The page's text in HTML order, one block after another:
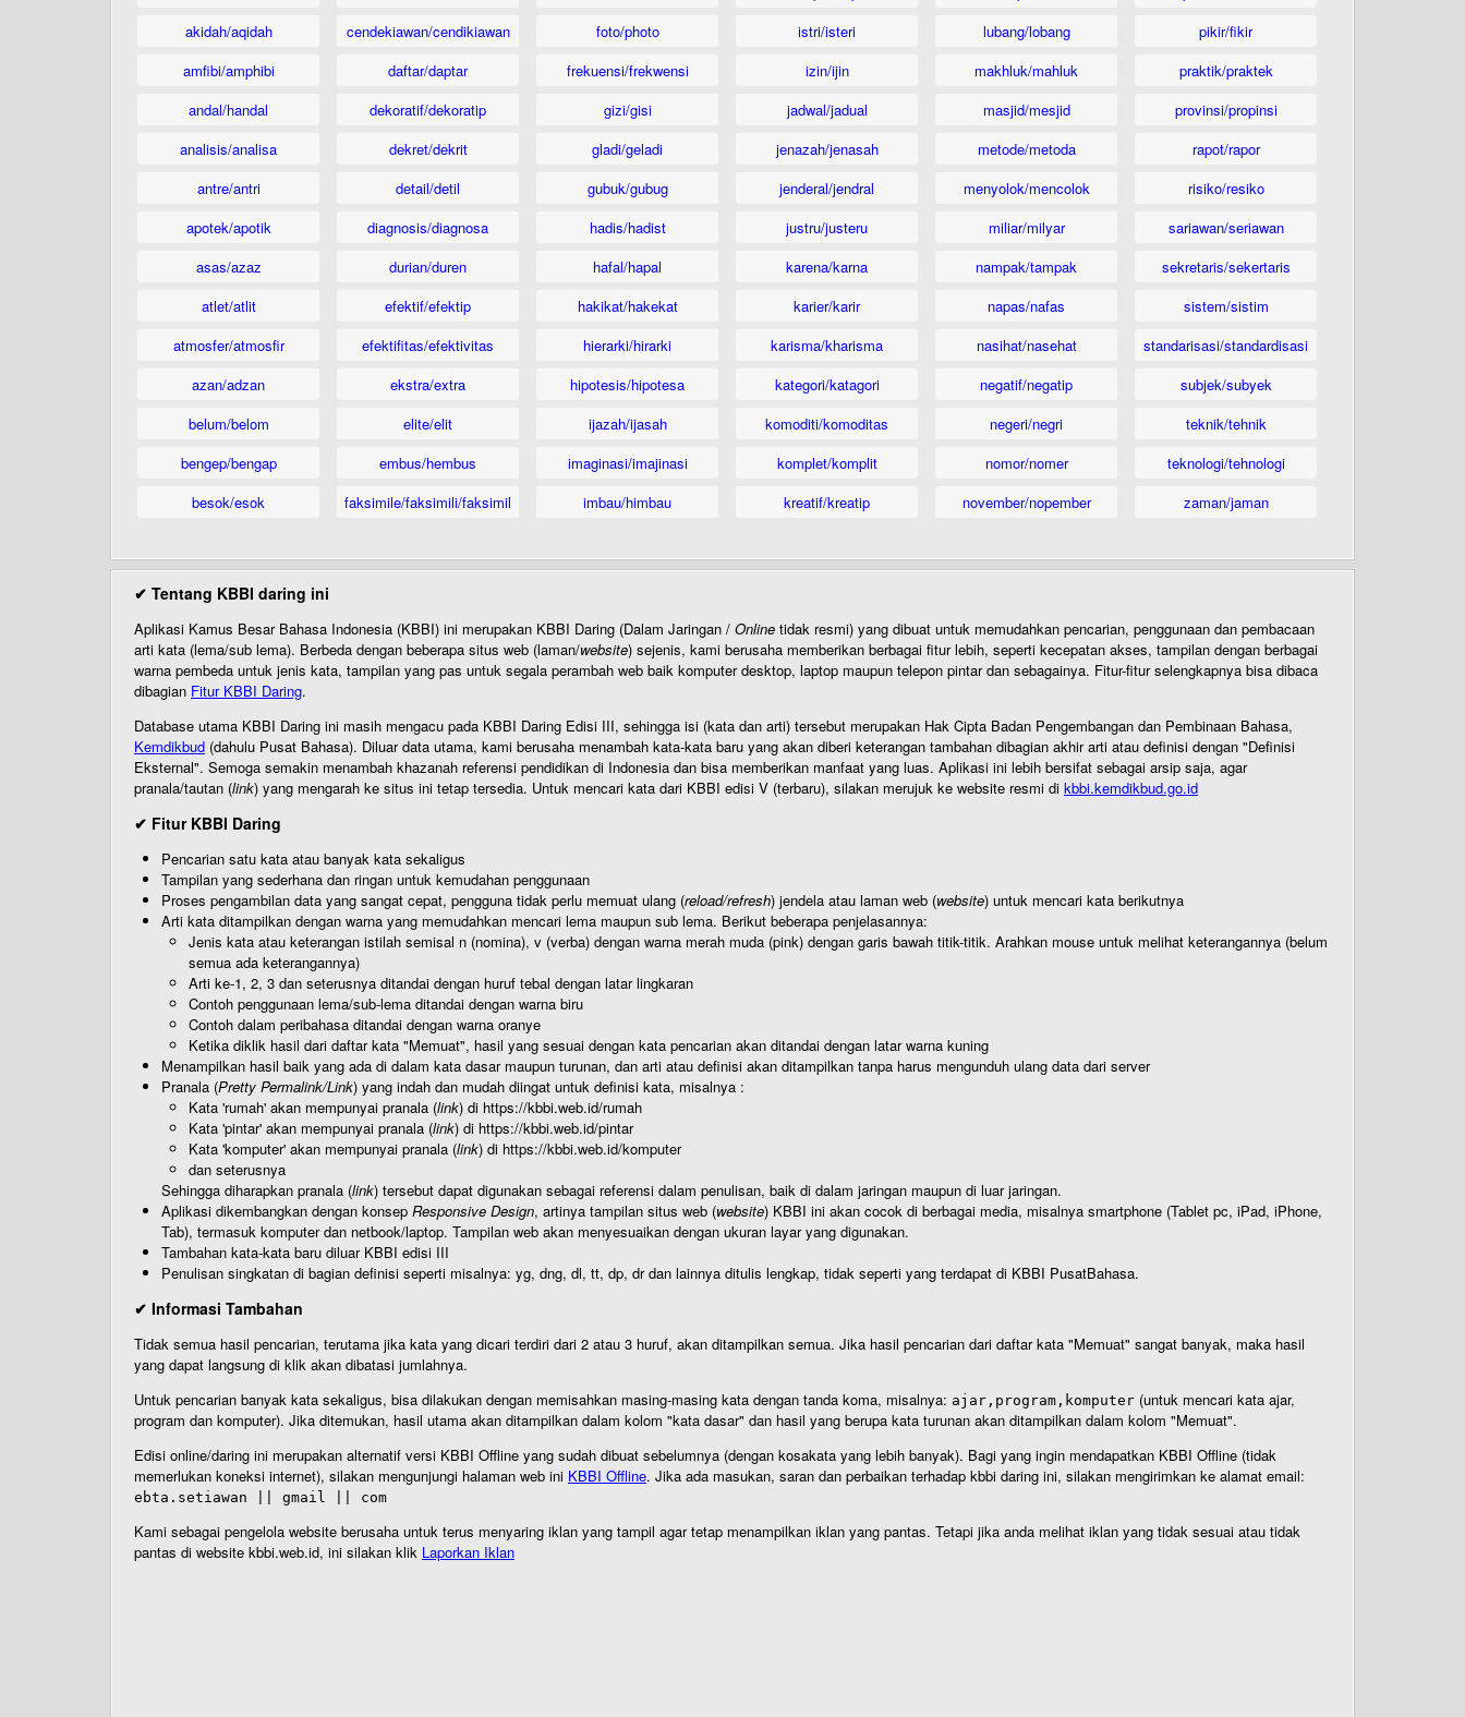
akidah/aqidah
amfibi/amphibi
andal/handal
analisis/analisa
antre/antri
apotek/apotik
asas/azaz
atlet/atlit
atmosfer/atmosfir
azan/adzan
belum/belom
bengep/bengap
besok/esok
cendekiawan/cendikiawan
daftar/daptar
dekoratif/dekoratip
dekret/dekrit
detail/detil
diagnosis/diagnosa
durian/duren
efektif/efektip
efektifitas/efektivitas
ekstra/extra
elite/elit
embus/hembus
faksimile/faksimili/faksimil
foto/photo
frekuensi/frekwensi
gizi/gisi
gladi/geladi
gubuk/gubug
hadis/hadist
hafal/hapal
hakikat/hakekat
hierarki/hirarki
hipotesis/hipotesa
ijazah/ijasah
imaginasi/imajinasi
imbau/himbau
istri/isteri
izin/ijin
jadwal/jadual
jenazah/jenasah
jenderal/jendral
justru/justeru
karena/karna
karier/karir
karisma/kharisma
kategori/katagori
komoditi/komoditas
komplet/komplit
kreatif/kreatip
lubang/lobang
makhluk/mahluk
masjid/mesjid
metode/metoda
menyolok/mencolok
miliar/milyar
nampak/tampak
napas/nafas
nasihat/nasehat
negatif/negatip
negeri/negri
nomor/nomer
november/nopember
pikir/fikir
praktik/praktek
provinsi/propinsi
rapot/rapor
risiko/resiko
sariawan/seriawan
sekretaris/sekertaris
sistem/sistim
standarisasi/standardisasi
subjek/subyek
teknik/tehnik
teknologi/tehnologi
zaman/jaman
✔ Tentang KBBI daring ini
Aplikasi Kamus Besar Bahasa Indonesia (KBBI) ini merupakan KBBI Daring (Dalam Jaringan / Online tidak resmi) yang dibuat untuk memudahkan pencarian, penggunaan dan pembacaan
arti kata (lema/sub lema). Berbeda dengan beberapa situs web (laman/website) sejenis, kami berusaha memberikan berbagai fitur lebih, seperti kecepatan akses, tampilan dengan berbagai
warna pembeda untuk jenis kata, tampilan yang pas untuk segala perambah web baik komputer desktop, laptop maupun telepon pintar dan sebagainya. Fitur-fitur selengkapnya bisa dibaca
dibagian Fitur KBBI Daring.
Database utama KBBI Daring ini masih mengacu pada KBBI Daring Edisi III, sehingga isi (kata dan arti) tersebut merupakan Hak Cipta Badan Pengembangan dan Pembinaan Bahasa,
Kemdikbud (dahulu Pusat Bahasa). Diluar data utama, kami berusaha menambah kata-kata baru yang akan diberi keterangan tambahan dibagian akhir arti atau definisi dengan "Definisi
Eksternal". Semoga semakin menambah khazanah referensi pendidikan di Indonesia dan bisa memberikan manfaat yang luas. Aplikasi ini lebih bersifat sebagai arsip saja, agar
pranala/tautan (link) yang mengarah ke situs ini tetap tersedia. Untuk mencari kata dari KBBI edisi V (terbaru), silakan merujuk ke website resmi di kbbi.kemdikbud.go.id
✔ Fitur KBBI Daring
Pencarian satu kata atau banyak kata sekaligus
Tampilan yang sederhana dan ringan untuk kemudahan penggunaan
Proses pengambilan data yang sangat cepat, pengguna tidak perlu memuat ulang (reload/refresh) jendela atau laman web (website) untuk mencari kata berikutnya
Arti kata ditampilkan dengan warna yang memudahkan mencari lema maupun sub lema. Berikut beberapa penjelasannya:
Jenis kata atau keterangan istilah semisal n (nomina), v (verba) dengan warna merah muda (pink) dengan garis bawah titik-titik. Arahkan mouse untuk melihat keterangannya (belum
semua ada keterangannya)
Arti ke-1, 2, 3 dan seterusnya ditandai dengan huruf tebal dengan latar lingkaran
Contoh penggunaan lema/sub-lema ditandai dengan warna biru
Contoh dalam peribahasa ditandai dengan warna oranye
Ketika diklik hasil dari daftar kata "Memuat", hasil yang sesuai dengan kata pencarian akan ditandai dengan latar warna kuning
Menampilkan hasil baik yang ada di dalam kata dasar maupun turunan, dan arti atau definisi akan ditampilkan tanpa harus mengunduh ulang data dari server
Pranala (Pretty Permalink/Link) yang indah dan mudah diingat untuk definisi kata, misalnya :
Kata 'rumah' akan mempunyai pranala (link) di https://kbbi.web.id/rumah
Kata 'pintar' akan mempunyai pranala (link) di https://kbbi.web.id/pintar
Kata 'komputer' akan mempunyai pranala (link) di https://kbbi.web.id/komputer
dan seterusnya
Sehingga diharapkan pranala (link) tersebut dapat digunakan sebagai referensi dalam penulisan, baik di dalam jaringan maupun di luar jaringan.
Aplikasi dikembangkan dengan konsep Responsive Design, artinya tampilan situs web (website) KBBI ini akan cocok di berbagai media, misalnya smartphone (Tablet pc, iPad, iPhone,
Tab), termasuk komputer dan netbook/laptop. Tampilan web akan menyesuaikan dengan ukuran layar yang digunakan.
Tambahan kata-kata baru diluar KBBI edisi III
Penulisan singkatan di bagian definisi seperti misalnya: yg, dng, dl, tt, dp, dr dan lainnya ditulis lengkap, tidak seperti yang terdapat di KBBI PusatBahasa.
✔ Informasi Tambahan
Tidak semua hasil pencarian, terutama jika kata yang dicari terdiri dari 2 atau 3 huruf, akan ditampilkan semua. Jika hasil pencarian dari daftar kata "Memuat" sangat banyak, maka hasil
yang dapat langsung di klik akan dibatasi jumlahnya.
Untuk pencarian banyak kata sekaligus, bisa dilakukan dengan memisahkan masing-masing kata dengan tanda koma, misalnya: ajar,program,komputer (untuk mencari kata ajar,
program dan komputer). Jika ditemukan, hasil utama akan ditampilkan dalam kolom "kata dasar" dan hasil yang berupa kata turunan akan ditampilkan dalam kolom "Memuat".
Edisi online/daring ini merupakan alternatif versi KBBI Offline yang sudah dibuat sebelumnya (dengan kosakata yang lebih banyak). Bagi yang ingin mendapatkan KBBI Offline (tidak
memerlukan koneksi internet), silakan mengunjungi halaman web ini KBBI Offline. Jika ada masukan, saran dan perbaikan terhadap kbbi daring ini, silakan mengirimkan ke alamat email:
ebta.setiawan || gmail || com
Kami sebagai pengelola website berusaha untuk terus menyaring iklan yang tampil agar tetap menampilkan iklan yang pantas. Tetapi jika anda melihat iklan yang tidak sesuai atau tidak
pantas di website kbbi.web.id, ini silakan klik Laporkan Iklan